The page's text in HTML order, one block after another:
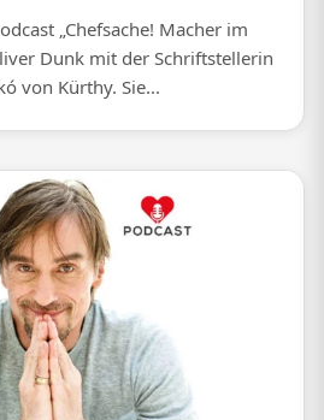
„Chefsache! Macher im
Dunk mit der Schriftstellerin
von Kürthy. Sie...